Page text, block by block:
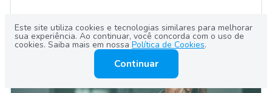
Este site utiliza cookies e tecnologias similares para melhorar
sua experiência. Ao continuar, você concorda com o uso de
cookies. Saiba mais em nossa Política de Cookies.
Continuar